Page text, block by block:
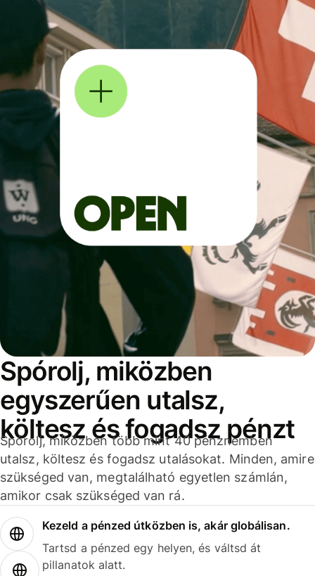
Spórolj, miközben
egyszerűen utalsz,
költesz és fogadsz pénzt
Spórolj, miközben több mint 40 pénznemben
utalsz, költesz és fogadsz utalásokat. Minden, amire
szükséged van, megtalálható egyetlen számlán,
amikor csak szükséged van rá.
Kezeld a pénzed útközben is, akár globálisan.
Tartsd a pénzed egy helyen, és váltsd át
pillanatok alatt.